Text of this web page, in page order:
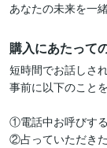
購入にあたって
短時間でお話しさ
事前に以下のこと
①電話中お呼びす
②占っていただき